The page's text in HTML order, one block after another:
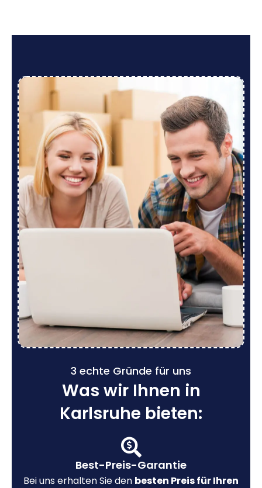
3 echte Gründe für uns
Was wir Ihnen in
Karlsruhe bieten:
Best-Preis-Garantie
Bei uns erhalten Sie den besten Preis für Ihren